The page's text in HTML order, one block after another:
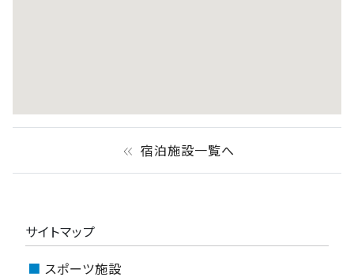
keyboard_double_arrow_left 宿泊施設一覧へ
サイトマップ
スポーツ施設